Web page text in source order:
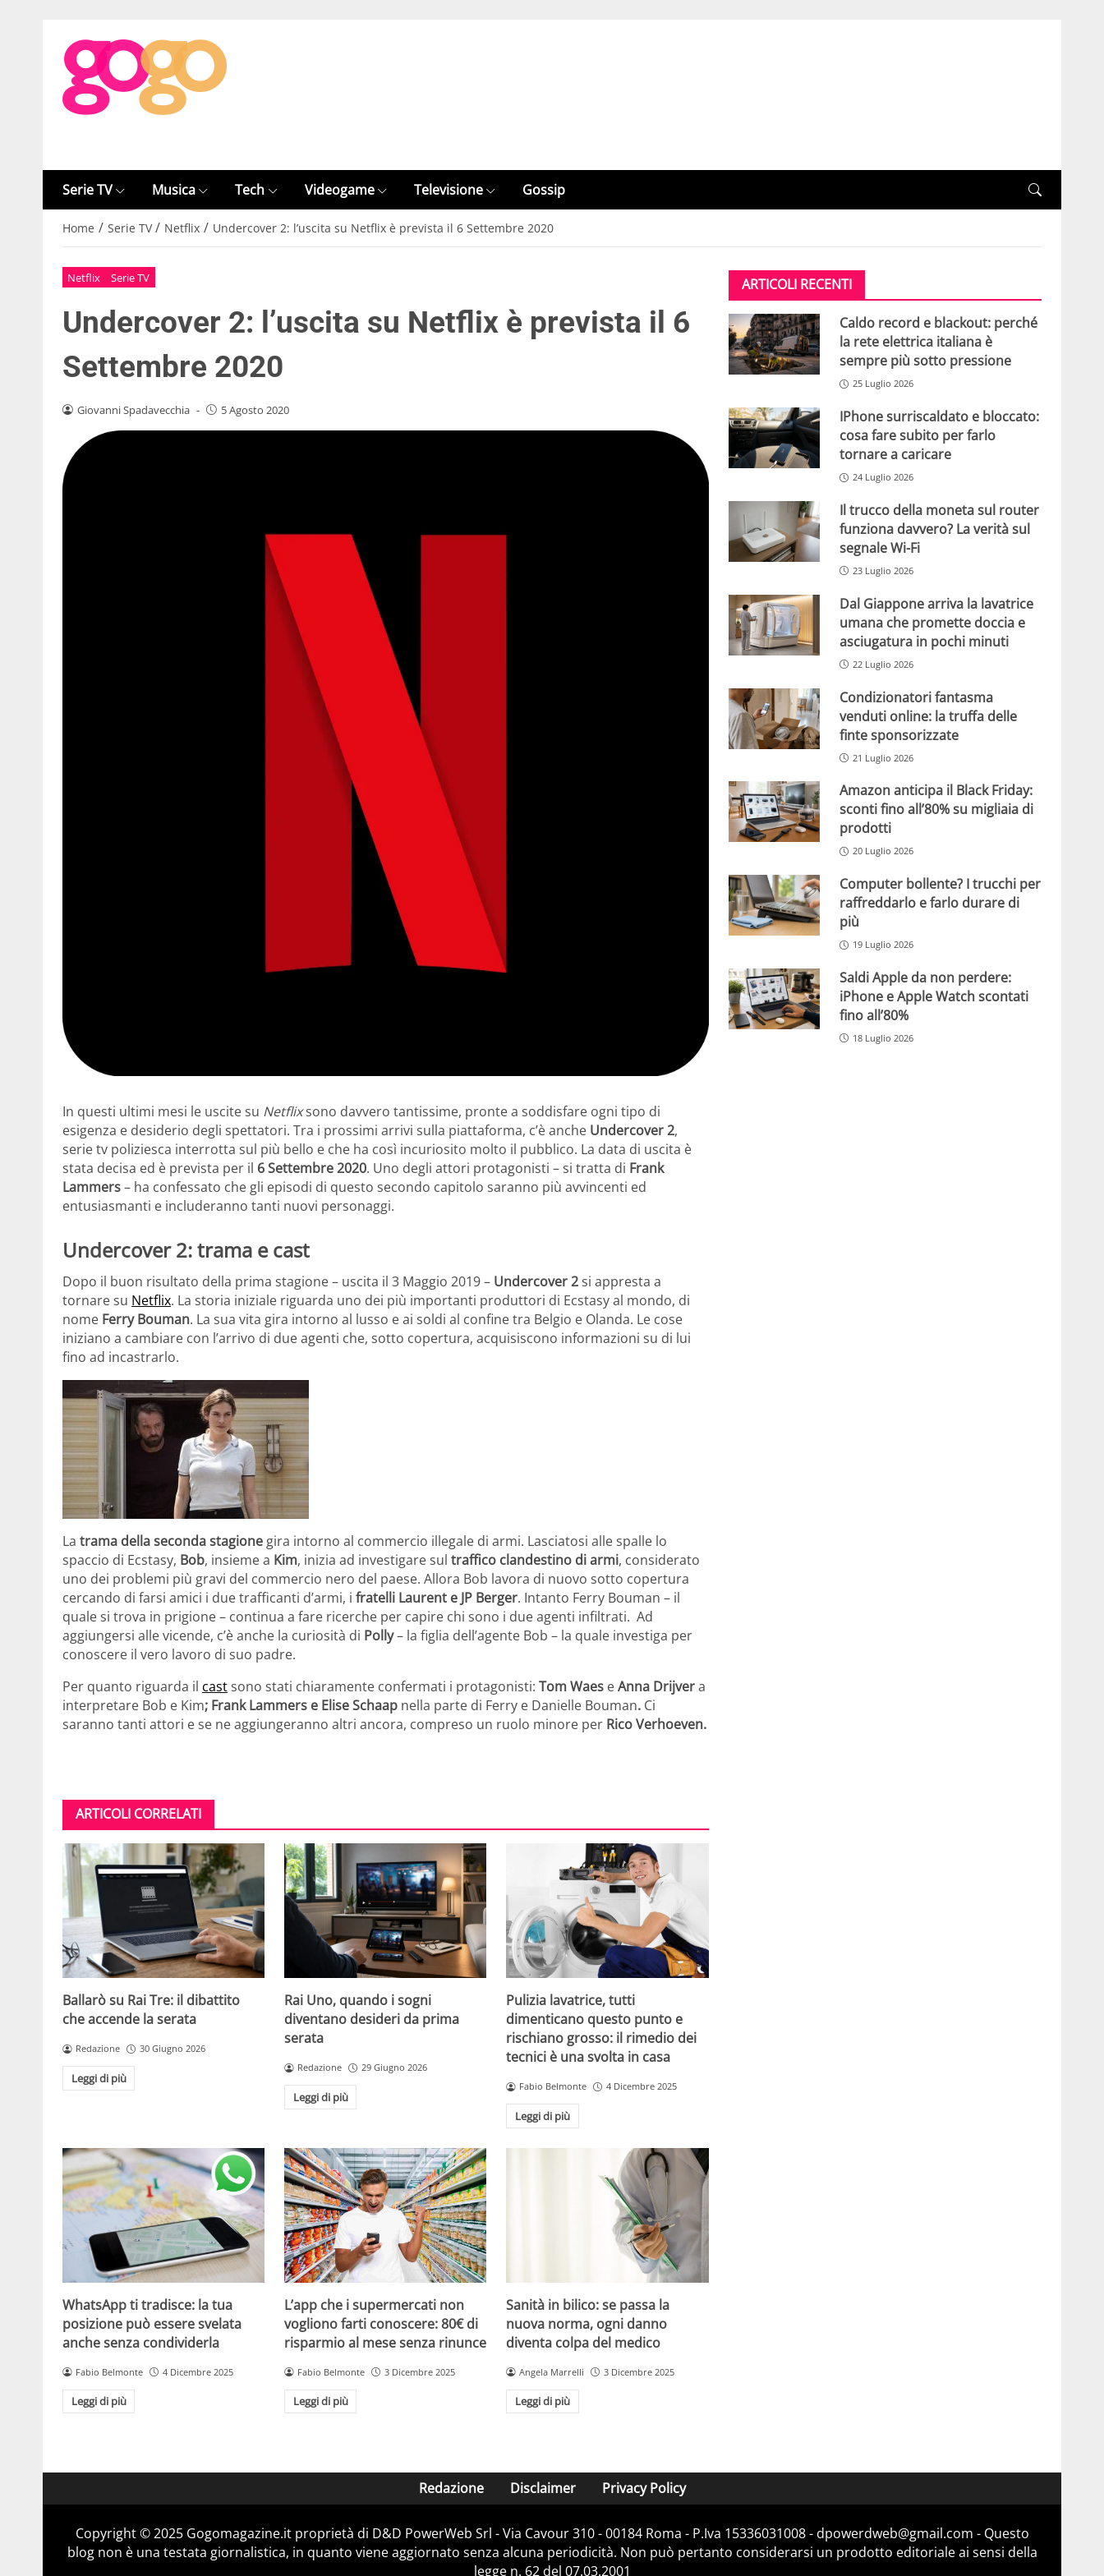
Serie TV Musica Tech Videogame Televisione Gossip
Home / Serie TV / Netflix / Undercover 2: l’uscita su Netflix è prevista il 6 Settembre 2020
Netflix Serie TV
Undercover 2: l’uscita su Netflix è prevista il 6
Settembre 2020
Giovanni Spadavecchia - 5 Agosto 2020
In questi ultimi mesi le uscite su Netflixsono davvero tantissime, pronte a soddisfare ogni tipo di
esigenza e desiderio degli spettatori. Tra i prossimi arrivi sulla piattaforma, c’è anche Undercover 2,
serie tv poliziesca interrotta sul più bello e che ha così incuriosito molto il pubblico. La data di uscita è
stata decisa ed è prevista per il 6 Settembre 2020. Uno degli attori protagonisti – si tratta di Frank
Lammers– ha confessato che gli episodi di questo secondo capitolo saranno più avvincenti ed
entusiasmanti e includeranno tanti nuovi personaggi.
Undercover 2: trama e cast
Dopo il buon risultato della prima stagione – uscita il 3 Maggio 2019 – Undercover 2si appresta a
tornare su Netflix. La storia iniziale riguarda uno dei più importanti produttori di Ecstasy al mondo, di
nome Ferry Bouman. La sua vita gira intorno al lusso e ai soldi al confine tra Belgio e Olanda. Le cose
iniziano a cambiare con l’arrivo di due agenti che, sotto copertura, acquisiscono informazioni su di lui
fino ad incastrarlo.
La trama della seconda stagione gira intorno al commercio illegale di armi. Lasciatosi alle spalle lo
spaccio di Ecstasy, Bob, insieme a Kim, inizia ad investigare sul traffico clandestino di armi, considerato
uno dei problemi più gravi del commercio nero del paese. Allora Bob lavora di nuovo sotto copertura
cercando di farsi amici i due trafficanti d’armi, i fratelli Laurent e JP Berger. Intanto Ferry Bouman – il
quale si trova in prigione – continua a fare ricerche per capire chi sono i due agenti infiltrati. Ad
aggiungersi alle vicende, c’è anche la curiosità di Polly– la figlia dell’agente Bob – la quale investiga per
conoscere il vero lavoro di suo padre.
Per quanto riguarda il castsono stati chiaramente confermati i protagonisti: Tom Waes eAnna Drijvera
interpretare Bob e Kim; Frank Lammers e Elise Schaap nella parte di Ferry e Danielle Bouman. Ci
saranno tanti attori e se ne aggiungeranno altri ancora, compreso un ruolo minore per Rico Verhoeven.
ARTICOLI CORRELATI
Ballarò su Rai Tre: il dibattito
che accende la serata
Redazione 30 Giugno 2026
Leggi di più
Rai Uno, quando i sogni
diventano desideri da prima
serata
Redazione 29 Giugno 2026
Leggi di più
Pulizia lavatrice, tutti
dimenticano questo punto e
rischiano grosso: il rimedio dei
tecnici è una svolta in casa
Fabio Belmonte 4 Dicembre 2025
Leggi di più
WhatsApp ti tradisce: la tua
posizione può essere svelata
anche senza condividerla
Fabio Belmonte 4 Dicembre 2025
Leggi di più
L’app che i supermercati non
vogliono farti conoscere: 80€ di
risparmio al mese senza rinunce
Fabio Belmonte 3 Dicembre 2025
Leggi di più
Sanità in bilico: se passa la
nuova norma, ogni danno
diventa colpa del medico
Angela Marrelli 3 Dicembre 2025
Leggi di più
ARTICOLI RECENTI
Caldo record e blackout: perché
la rete elettrica italiana è
sempre più sotto pressione
25 Luglio 2026
IPhone surriscaldato e bloccato:
cosa fare subito per farlo
tornare a caricare
24 Luglio 2026
Il trucco della moneta sul router
funziona davvero? La verità sul
segnale Wi-Fi
23 Luglio 2026
Dal Giappone arriva la lavatrice
umana che promette doccia e
asciugatura in pochi minuti
22 Luglio 2026
Condizionatori fantasma
venduti online: la truffa delle
finte sponsorizzate
21 Luglio 2026
Amazon anticipa il Black Friday:
sconti fino all’80% su migliaia di
prodotti
20 Luglio 2026
Computer bollente? I trucchi per
raffreddarlo e farlo durare di
più
19 Luglio 2026
Saldi Apple da non perdere:
iPhone e Apple Watch scontati
fino all’80%
18 Luglio 2026
Redazione Disclaimer Privacy Policy
Copyright © 2025 Gogomagazine.it proprietà di D&D PowerWeb Srl - Via Cavour 310 - 00184 Roma - P.Iva 15336031008 - dpowerdweb@gmail.com - Questo
blog non è una testata giornalistica, in quanto viene aggiornato senza alcuna periodicità. Non può pertanto considerarsi un prodotto editoriale ai sensi della
legge n. 62 del 07.03.2001